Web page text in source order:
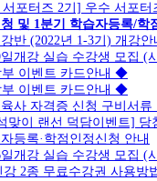
포터즈 2기] 우수 서포터
및 1분기 학습자등록/학
반 (2022년 1-3기) 개강안
개강 실습 수강생 모집 (
이벤트 카드안내 ◆
이벤트 카드안내 ◆
사 자격증 신청 구비서류
이 랜선 덕담이벤트] 당
등록·학점인정신청 안내
개강 실습 수강생 모집 (
2종 무료수강권 사용방